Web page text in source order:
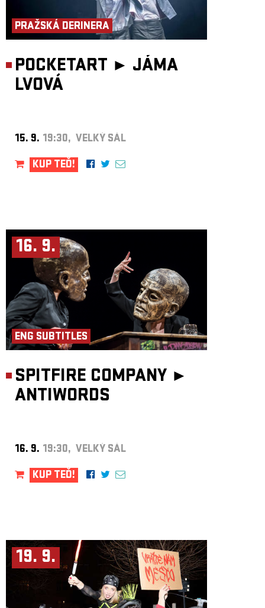
PRAŽSKÁ DERINERA
POCKETART ► JÁMA
LVOVÁ
15. 9. 19:30, VELKÝ SÁL
KUP TEĎ!
16. 9.
ENG SUBTITLES
SPITFIRE COMPANY ►
ANTIWORDS
16. 9. 19:30, VELKÝ SÁL
KUP TEĎ!
19. 9.